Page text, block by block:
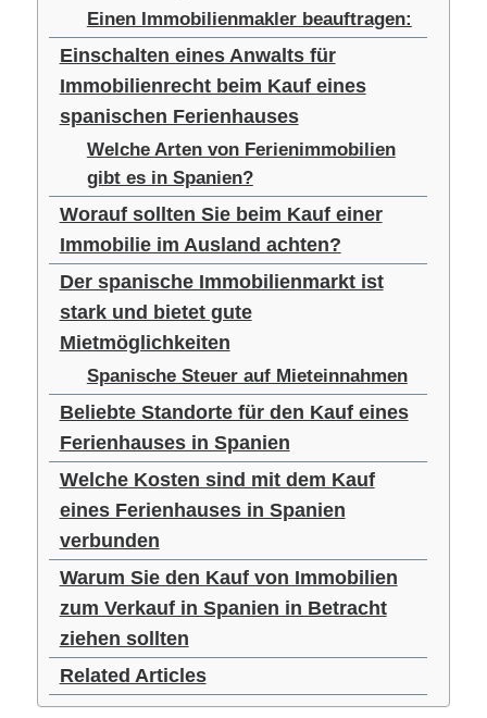
Einen Immobilienmakler beauftragen:
Einschalten eines Anwalts für
Immobilienrecht beim Kauf eines
spanischen Ferienhauses
Welche Arten von Ferienimmobilien
gibt es in Spanien?
Worauf sollten Sie beim Kauf einer
Immobilie im Ausland achten?
Der spanische Immobilienmarkt ist
stark und bietet gute
Mietmöglichkeiten
Spanische Steuer auf Mieteinnahmen
Beliebte Standorte für den Kauf eines
Ferienhauses in Spanien
Welche Kosten sind mit dem Kauf
eines Ferienhauses in Spanien
verbunden
Warum Sie den Kauf von Immobilien
zum Verkauf in Spanien in Betracht
ziehen sollten
Related Articles